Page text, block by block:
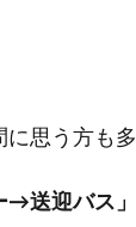
思う方も多
→送迎バス